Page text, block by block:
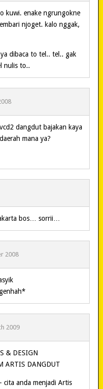
kuwi. enake ngrungokne
njoget. kalo nggak,
dibaca to tel.. tel.. gak
nulis to..
dangdut bajakan kaya
mana ya?
bos… sorrii…
2008
2009
& DESIGN
ARTIS DANGDUT
cita anda menjadi Artis